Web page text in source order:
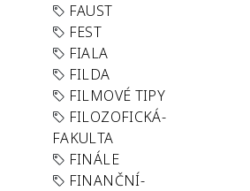
FAUST
FEST
FIALA
FILDA
FILMOVÉ TIPY
FILOZOFICKÁ-
FAKULTA
FINÁLE
FINANČNÍ-